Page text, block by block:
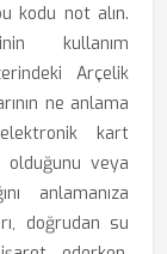
kodu not alın.
kullanım
Arçelik
ne anlama
kart
olduğunu veya
anlamanıza
doğrudan su